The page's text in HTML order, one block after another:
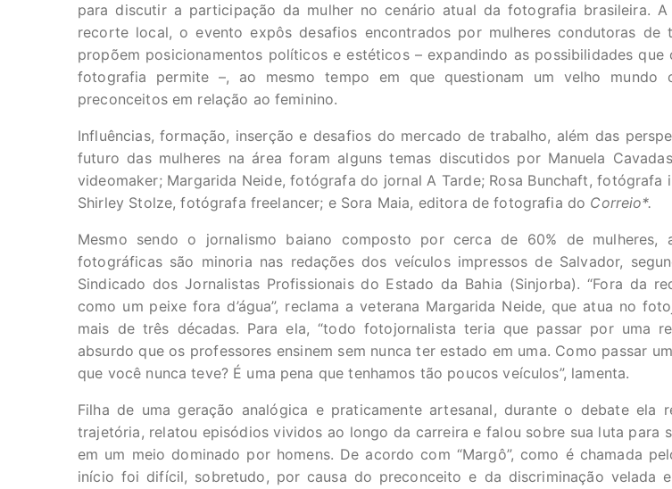
para discutir a participação da mulher no cenário atual da fotografia brasileira.
recorte local, o evento expôs desafios encontrados por mulheres condutoras de
propõem posicionamentos políticos e estéticos – expandindo as possibilidades que
fotografia permite –, ao mesmo tempo em que questionam um velho mundo
preconceitos em relação ao feminino.
Influências, formação, inserção e desafios do mercado de trabalho, além das
futuro das mulheres na área foram alguns temas discutidos por Manuela
videomaker; Margarida Neide, fotógrafa do jornal A Tarde; Rosa Bunchaft, fotógrafa
Shirley Stolze, fotógrafa freelancer; e Sora Maia, editora de fotografia do Correio*.
Mesmo sendo o jornalismo baiano composto por cerca de 60% de mulheres,
fotográficas são minoria nas redações dos veículos impressos de Salvador,
Sindicado dos Jornalistas Profissionais do Estado da Bahia (Sinjorba). “Fora da
como um peixe fora d’água”, reclama a veterana Margarida Neide, que atua no
mais de três décadas. Para ela, “todo fotojornalista teria que passar por uma
absurdo que os professores ensinem sem nunca ter estado em uma. Como passar
que você nunca teve? É uma pena que tenhamos tão poucos veículos”, lamenta.
Filha de uma geração analógica e praticamente artesanal, durante o debate ela
trajetória, relatou episódios vividos ao longo da carreira e falou sobre sua luta para
em um meio dominado por homens. De acordo com “Margô”, como é chamada
início foi difícil, sobretudo, por causa do preconceito e da discriminação velada